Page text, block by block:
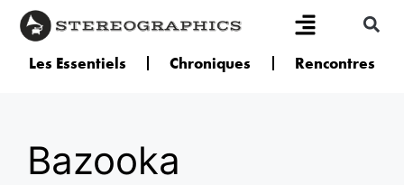
Les Essentiels Chroniques Rencontres
Bazooka